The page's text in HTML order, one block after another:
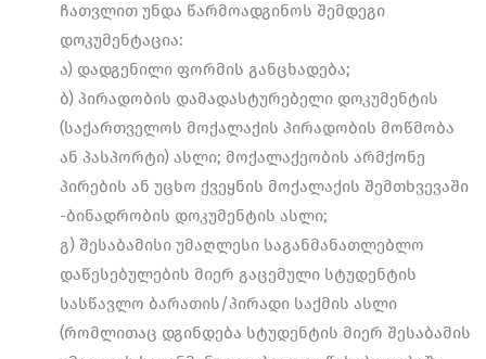
ჩათვლით უნდა წარმოადგინოს შემდეგი
დოკუმენტაცია:
ა) დადგენილი ფორმის განცხადება;
ბ) პირადობის დამადასტურებელი დოკუმენტის
(საქართველოს მოქალაქის პირადობის მოწმობა
ან პასპორტი) ასლი; მოქალაქეობის არმქონე
პირების ან უცხო ქვეყნის მოქალაქის შემთხვევაში
-ბინადრობის დოკუმენტის ასლი;
გ) შესაბამისი უმაღლესი საგანმანათლებლო
დაწესებულების მიერ გაცემული სტუდენტის
სასწავლო ბარათის/პირადი საქმის ასლი
(რომლითაც დგინდება სტუდენტის მიერ შესაბამის